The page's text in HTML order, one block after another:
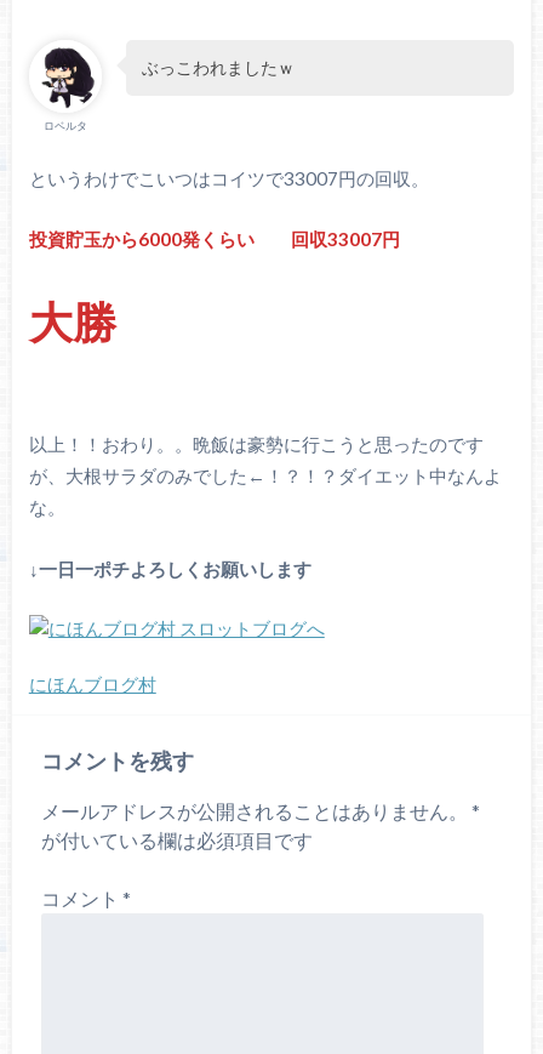
ロベルタ
ぶっこわれましたｗ
というわけでこいつはコイツで33007円の回収。
投資貯玉から6000発くらい 回収33007円
大勝
以上！！おわり。。晩飯は豪勢に行こうと思ったのです
が、大根サラダのみでした←！？！？ダイエット中なんよ
な。
↓一日一ポチよろしくお願いします
にほんブログ村
コメントを残す
メールアドレスが公開されることはありません。
*
が付いている欄は必須項目です
コメント *